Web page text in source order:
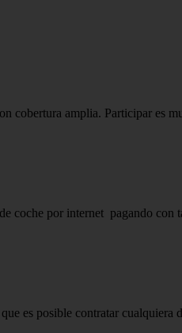
cobertura amplia. Participar es
coche por internet pagando con
es posible contratar cualquiera